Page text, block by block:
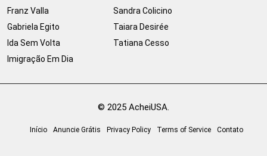
Franz Valla
Gabriela Egito
Ida Sem Volta
Imigração Em Dia
Sandra Colicino
Taiara Desirée
Tatiana Cesso
© 2025 AcheiUSA.
Início Anuncie Grátis Privacy Policy Terms of Service Contato